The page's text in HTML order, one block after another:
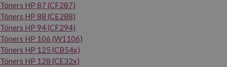
Tóners HP 87 (CF287)
Tóners HP 88 (CE288)
Tóners HP 94 (CF294)
Tóners HP 106 (W1106)
Tóners HP 125 (CB54x)
Tóners HP 128 (CE32x)